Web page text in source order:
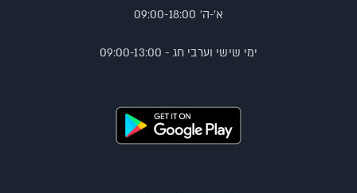
א'-ה' 09:00-18:00
ימי שישי וערבי חג - 09:00-13:00